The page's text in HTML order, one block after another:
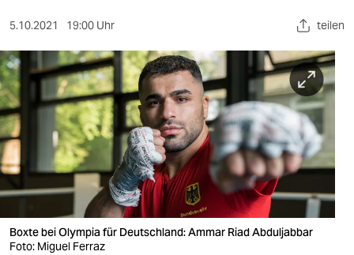
kultur
sport
berlin
nord
wahrheit
verlag
verlag
5.10.2021 19:00 Uhr teilen
Boxte bei Olympia für Deutschland: Ammar Riad Abduljabbar
Foto: Miguel Ferraz